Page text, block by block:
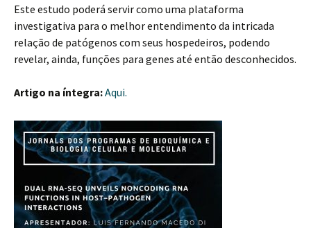
Este estudo poderá servir como uma plataforma
investigativa para o melhor entendimento da intricada
relação de patógenos com seus hospedeiros, podendo
revelar, ainda, funções para genes até então desconhecidos.
Artigo na íntegra:Aqui.